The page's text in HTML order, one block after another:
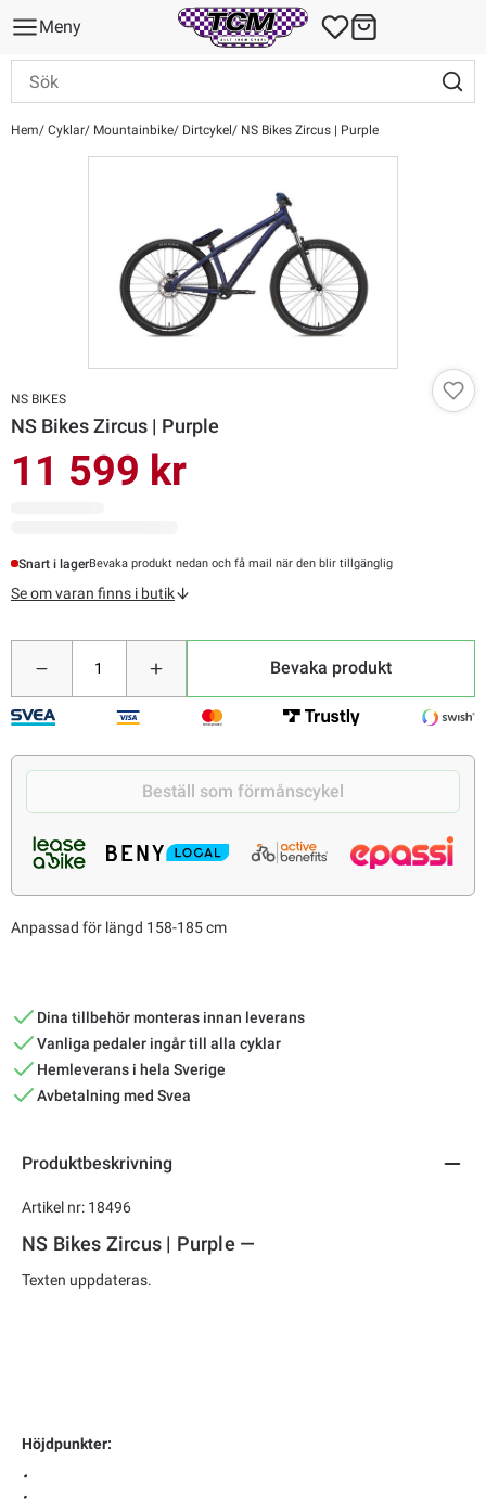
Meny
Hem Cyklar Mountainbike Dirtcykel NS Bikes Zircus | Purple
NS BIKES
NS Bikes Zircus | Purple
11 599 kr
Snart i lagerBevaka produkt nedan och få mail när den blir tillgänglig
Se om varan finns i butik
Bevaka produkt
Beställ som förmånscykel
Anpassad för längd 158-185 cm
Dina tillbehör monteras innan leverans
Vanliga pedaler ingår till alla cyklar
Hemleverans i hela Sverige
Avbetalning med Svea
Produktbeskrivning
Artikel nr: 18496
NS Bikes Zircus | Purple —
Texten uppdateras.
Höjdpunkter:
•